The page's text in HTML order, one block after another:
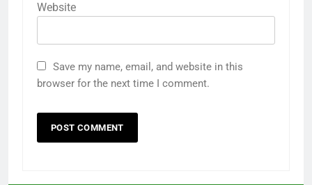
Website
Save my name, email, and website in this
browser for the next time I comment.